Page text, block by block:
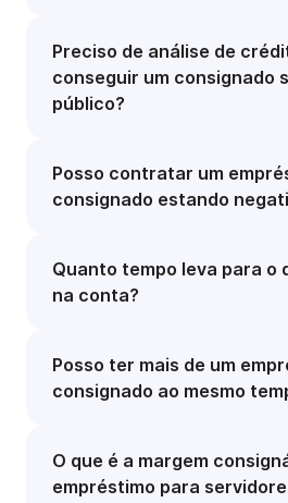
Preciso de análise de
conseguir um consignado
público?
Posso contratar um
consignado estando
Quanto tempo leva para o
na conta?
Posso ter mais de um
consignado ao mesmo
O que é a margem
empréstimo para